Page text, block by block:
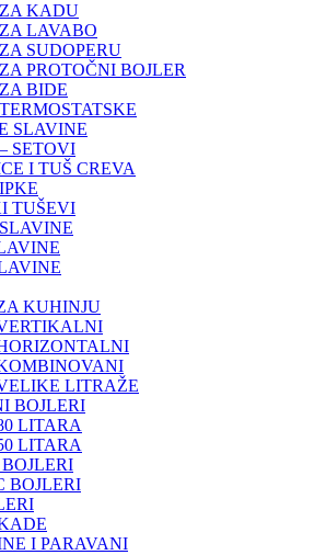
KADU
LAVABO
SUDOPERU
PROTOČNI BOJLER
BIDE
SLAVINE
SETOVI
I TUŠ CREVA
TUŠEVI
KUHINJU
LITRAŽE
BOJLERI
LITARA
LITARA
BOJLERI
I PARAVANI